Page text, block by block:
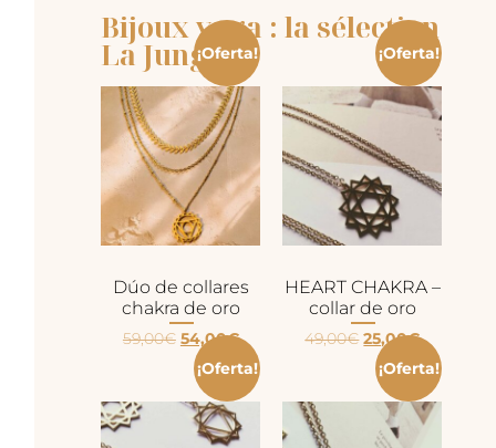
Bijoux yoga : la sélection
La Jungle
¡Oferta!
Dúo de collares
chakra de oro
59,00€ 54,00€
¡Oferta!
HEART CHAKRA –
collar de oro
49,00€ 25,00€
¡Oferta!
¡Oferta!